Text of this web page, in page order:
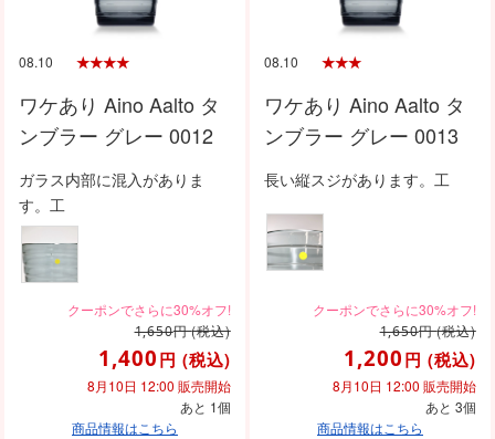
08.10
ワケあり Aino Aalto タ
ンブラー グレー 0012
ガラス内部に混入がありま
す。工
1,650円(税込)
1,400円 (税込)
8月10日 12:00 販売開始
あと 1個
商品情報はこちら
08.10
ワケあり Aino Aalto タ
ンブラー グレー 0013
長い縦スジがあります。工
1,650円(税込)
1,200円 (税込)
8月10日 12:00 販売開始
あと 3個
商品情報はこちら